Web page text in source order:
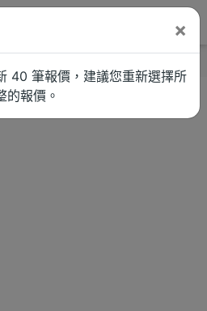
×
40 筆報價，建議您重新選擇所
的報價。